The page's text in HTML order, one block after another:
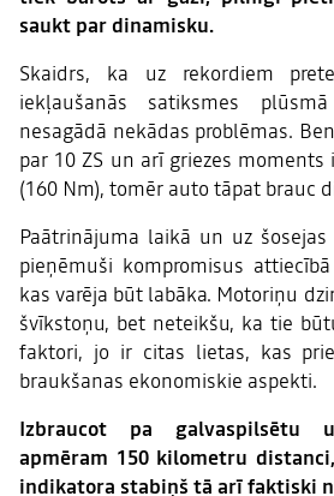
saukt par dinamisku.
Skaidrs, ka uz rekordiem
iekļaušanās satiksmes
nesagādā nekādas problēmas.
par 10 ZS un arī griezes
(160 Nm), tomēr auto tāpat brauc
Paātrinājuma laikā un uz
pieņēmuši kompromisus
kas varēja būt labāka. Motoriņu
švīkstoņu, bet neteikšu, ka tie
faktori, jo ir citas lietas, kas
braukšanas ekonomiskie aspekti.
Izbraucot pa galvaspilsētu
apmēram 150 kilometru
indikatora stabiņš tā arī faktiski